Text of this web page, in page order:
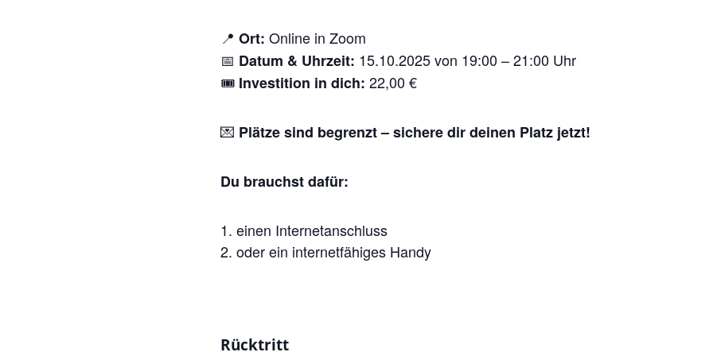
📍 Ort: Online in Zoom
📅 Datum & Uhrzeit: 15.10.2025 von 19:00 – 21:00 Uhr
🎟 Investition in dich: 22,00 €
💌 Plätze sind begrenzt – sichere dir deinen Platz jetzt!
Du brauchst dafür:
einen Internetanschluss
oder ein internetfähiges Handy
Rücktritt